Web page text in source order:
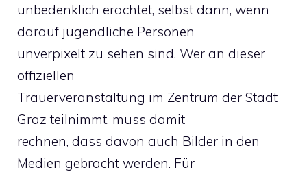
unbedenklich erachtet, selbst dann, wenn
darauf jugendliche Personen
unverpixelt zu sehen sind. Wer an dieser
offiziellen
Trauerveranstaltung im Zentrum der Stadt
Graz teilnimmt, muss damit
rechnen, dass davon auch Bilder in den
Medien gebracht werden. Für